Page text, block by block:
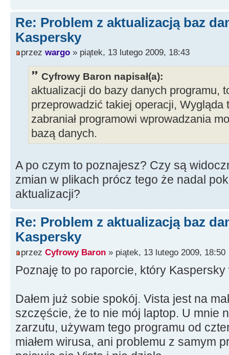
Re: Problem z aktualizacją baz
Kaspersky
przez wargo » piątek, 13 lutego 2009, 18:43
Cyfrowy Baron napisał(a):
aktualizacji do bazy danych programu,
przeprowadzić takiej operacji, Wygląda
zabraniał programowi wprowadzania
bazą danych.
A po czym to poznajesz? Czy są
zmian w plikach prócz tego że nadal
aktualizacji?
Re: Problem z aktualizacją baz
Kaspersky
przez Cyfrowy Baron » piątek, 13 lutego 2009, 18:50
Poznaję to po raporcie, który
Dałem już sobie spokój. Vista jest na
szczęście, że to nie mój laptop. U mnie
zarzutu, używam tego programu od
miałem wirusa, ani problemu z samym